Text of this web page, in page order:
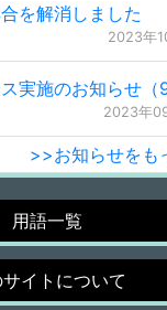
を解消しました
2023年
2023年
>>お知らせをも
用語一覧
サイトについて